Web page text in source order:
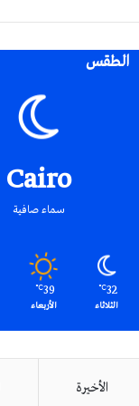
الطقس
Cairo
سماء صافية
32
℃
الثلاثاء
39
℃
الأربعاء
الأخيرة